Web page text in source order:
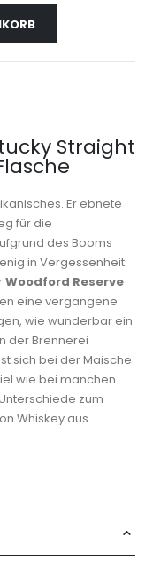
Straight
Er ebnete
für die
des Booms
in Vergessenheit.
Woodford Reserve
eine vergangene
wie wunderbar ein
der Brennerei
sich bei der Maische
wie bei manchen
zum
Whiskey aus